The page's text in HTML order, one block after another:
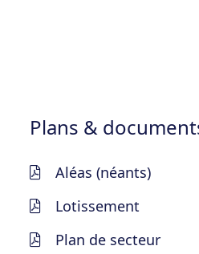
Plans &
Aléas (néants)
Lotissement
Plan de secteur